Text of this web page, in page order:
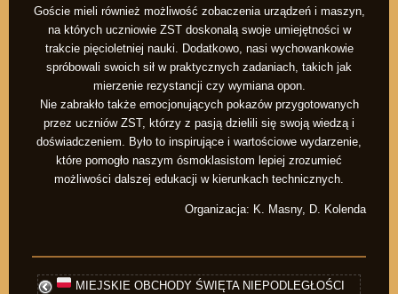
Goście mieli również możliwość zobaczenia urządzeń i maszyn,
na których uczniowie ZST doskonalą swoje umiejętności w
trakcie pięcioletniej nauki. Dodatkowo, nasi wychowankowie
spróbowali swoich sił w praktycznych zadaniach, takich jak
mierzenie rezystancji czy wymiana opon.
Nie zabrakło także emocjonujących pokazów przygotowanych
przez uczniów ZST, którzy z pasją dzielili się swoją wiedzą i
doświadczeniem. Było to inspirujące i wartościowe wydarzenie,
które pomogło naszym ósmoklasistom lepiej zrozumieć
możliwości dalszej edukacji w kierunkach technicznych.
Organizacja: K. Masny, D. Kolenda
MIEJSKIE OBCHODY ŚWIĘTA NIEPODLEGŁOŚCI